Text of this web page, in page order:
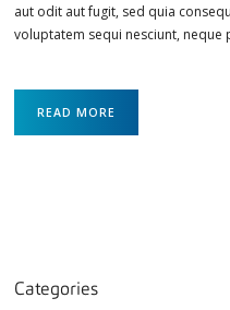
aut odit aut fugit, sed quia
voluptatem sequi nesciunt,
READ MORE
Categories